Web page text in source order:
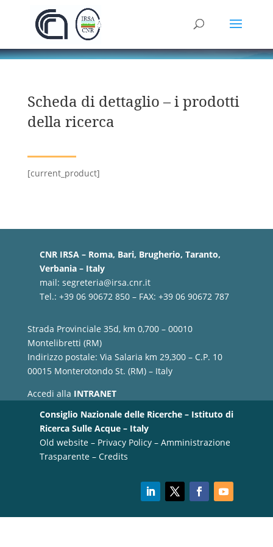
Scheda di dettaglio – i prodotti
della ricerca
[current_product]
CNR IRSA – Roma, Bari, Brugherio, Taranto,
Verbania – Italy
mail: segreteria@irsa.cnr.it
Tel.: +39 06 90672 850 – FAX: +39 06 90672 787
Strada Provinciale 35d, km 0,700 – 00010
Montelibretti (RM)
Indirizzo postale: Via Salaria km 29,300 – C.P. 10
00015 Monterotondo St. (RM) – Italy
Accedi alla INTRANET
Consiglio Nazionale delle Ricerche – Istituto di
Ricerca Sulle Acque – Italy
Old website– Privacy Policy– Amministrazione
Trasparente– Credits